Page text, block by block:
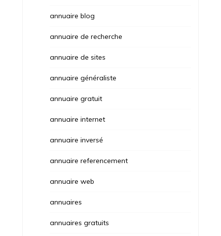
annuaire blog
annuaire de recherche
annuaire de sites
annuaire généraliste
annuaire gratuit
annuaire internet
annuaire inversé
annuaire referencement
annuaire web
annuaires
annuaires gratuits